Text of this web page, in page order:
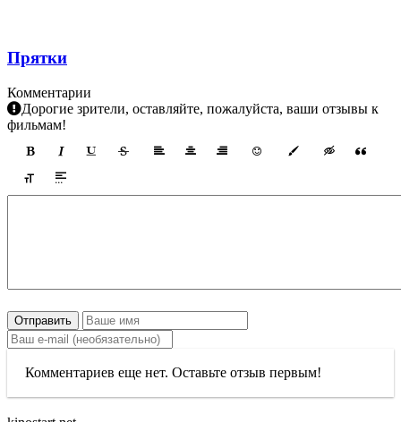
Прятки
Комментарии
Дорогие зрители, оставляйте, пожалуйста, ваши отзывы к
фильмам!
Отправить
Комментариев еще нет. Оставьте отзыв первым!